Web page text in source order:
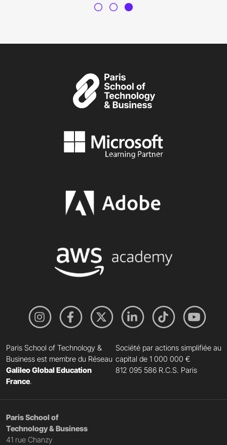
Paris School of Technology &
Business est membre du Réseau
Galileo Global Education
France.
Société par actions simplifiée au
capital de 1 000 000 €
812 095 586 R.C.S. Paris
Paris School of
Technology & Business
41 rue Chanzy